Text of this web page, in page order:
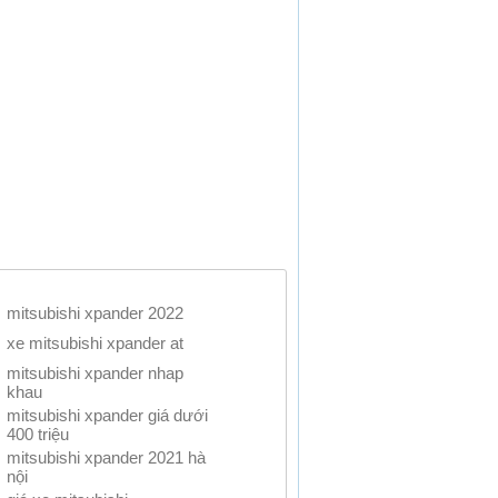
mitsubishi xpander 2022
xe mitsubishi xpander at
mitsubishi xpander nhap
khau
mitsubishi xpander giá dưới
400 triệu
mitsubishi xpander 2021 hà
nội